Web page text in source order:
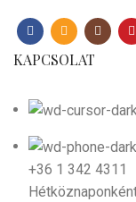
KAPCSOLAT
+36 1 342 4311